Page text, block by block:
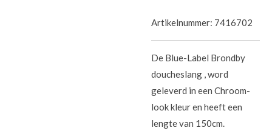
Artikelnummer: 7416702
De Blue-Label Brondby
doucheslang , word
geleverd in een Chroom-
look kleur en heeft een
lengte van 150cm.